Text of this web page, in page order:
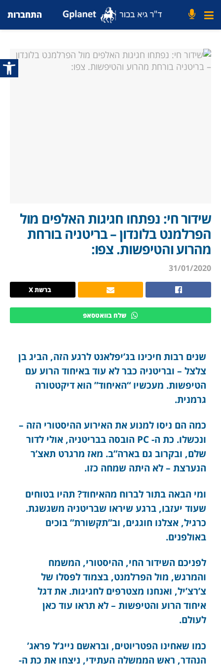
פתח
התחברות
שידור חי: נפתחו חגיגות האלפים מול
הפרלמנט בלונדון – בריטניה בורחת
מהרוע והטיפשות. צפו:
31/01/2020
ברשת X
שלח בוואטסאפ
שנים רבות חיכינו בג’יפלאנט לרגע הזה, הביג בן
צלצל – ובריטניה כבר לא עוד באיחוד הרוע עם
הטיפשות. מעכשיו “האיחוד” הוא דיקטטורה
גרמנית.
כמה הם ניסו למנוע את האירוע ההיסטורי הזה –
ונכשלו. כת ה- PC הובסה בבריטניה, אולי לדור
שלם, ובקרוב גם בארה”ב. מאז מרגרט תאצ’ר
הנערצת – לא היתה שמחה כזו.
ומי הבאה בתור לברוח מהאיחוד? תהיו בטוחים
שעוד יעזבו, ברגע שיראו שבריטניה משגשגת.
כרגיל, אצלנו חוגגים, וב”תקשורת” בוכים
באולפנים.
לפניכם השידור החי, ההיסטורי, המשמח
והמרגש, מול הפרלמנט, בצמוד לפסלו של
צ’רצ’יל, ואנחנו מצטרפים לחגיגות. את דגל
איחוד הרוע והטיפשות – לא תראו עוד כאן
לעולם.
כמו שאחינו הפטריוטים, ובראשם נייג’ל פראג’
הנהדר, ראש הממשלה העתידי, ניצחו את כת ה-